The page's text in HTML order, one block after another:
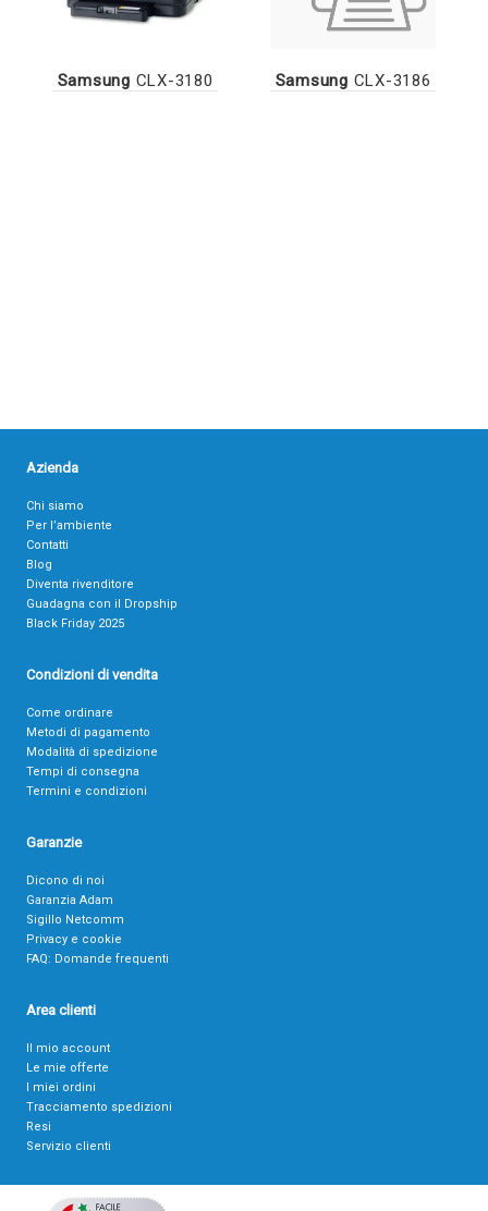
Samsung CLX-3180 Samsung CLX-3186
Azienda
Chi siamo
Per l’ambiente
Contatti
Blog
Diventa rivenditore
Guadagna con il Dropship
Black Friday 2025
Condizioni di vendita
Come ordinare
Metodi di pagamento
Modalità di spedizione
Tempi di consegna
Termini e condizioni
Garanzie
Dicono di noi
Garanzia Adam
Sigillo Netcomm
Privacy e cookie
FAQ: Domande frequenti
Area clienti
Il mio account
Le mie offerte
I miei ordini
Tracciamento spedizioni
Resi
Servizio clienti